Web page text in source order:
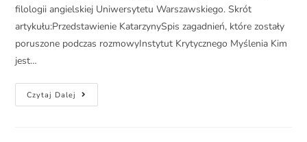
filologii angielskiej Uniwersytetu Warszawskiego. Skrót
artykułu:Przedstawienie KatarzynySpis zagadnień, które zostały
poruszone podczas rozmowyInstytut Krytycznego Myślenia Kim
jest…
Czytaj Dalej